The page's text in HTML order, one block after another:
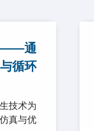
——通
循环
技术为
真与优